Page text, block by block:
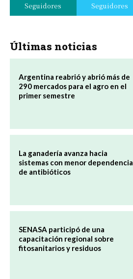
Seguidores Seguidores
Últimas noticias
Argentina reabrió y abrió más de
290 mercados para el agro en el
primer semestre
La ganadería avanza hacia
sistemas con menor dependencia
de antibióticos
SENASA participó de una
capacitación regional sobre
fitosanitarios y residuos